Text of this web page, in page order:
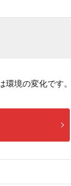
境の変化です。